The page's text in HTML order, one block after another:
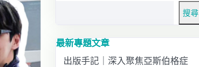
搜尋
最新專題文章
出版手記｜深入聚焦亞斯伯格症